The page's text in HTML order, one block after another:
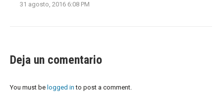
31 agosto, 2016 6:08 PM
Deja un comentario
You must be logged in to post a comment.